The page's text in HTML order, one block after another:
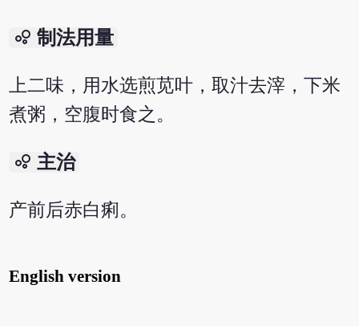
bubble_chart 制法用量
上二味，用水选煎苋叶，取汁去滓，下米
煮粥，空腹时食之。
bubble_chart 主治
产前后赤白痢。
English version